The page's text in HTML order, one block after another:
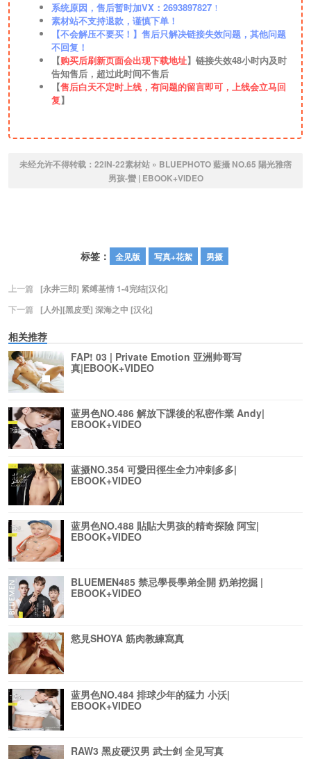
系统原因，售后暂时加VX：2693897827 ！
素材站不支持退款，谨慎下单！
【不会解压不要买！】售后只解决链接失效问题，其他问题
不回复！
【购买后刷新页面会出现下载地址】链接失效48小时内及时
告知售后，超过此时间不售后
【售后白天不定时上线，有问题的留言即可，上线会立马回
复】
未经允许不得转载： 22IN-22素材站 » BLUEPHOTO 藍攝 NO.65 陽光雅痞
男孩-蠻 | EBOOK+VIDEO
标签： 全见版 写真+花絮 男摄
上一篇
[永井三郎] 紧缚基情 1-4完结[汉化]
下一篇
[人外][黑皮受] 深海之中 [汉化]
相关推荐
FAP! 03 | Private Emotion 亚洲帅哥写
真|EBOOK+VIDEO
蓝男色NO.486 解放下課後的私密作業 Andy|
EBOOK+VIDEO
蓝摄NO.354 可愛田徑生全力冲刺多多|
EBOOK+VIDEO
蓝男色NO.488 貼貼大男孩的精奇探險 阿宝|
EBOOK+VIDEO
BLUEMEN485 禁忌學長學弟全開 奶弟挖掘 |
EBOOK+VIDEO
慾見SHOYA 筋肉教練寫真
蓝男色NO.484 排球少年的猛力 小沃|
EBOOK+VIDEO
RAW3 黑皮硬汉男 武士剑 全见写真